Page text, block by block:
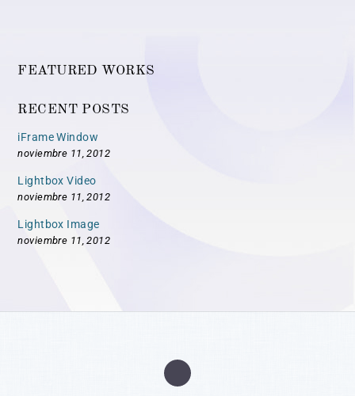
FEATURED WORKS
RECENT POSTS
iFrame Window
noviembre 11, 2012
Lightbox Video
noviembre 11, 2012
Lightbox Image
noviembre 11, 2012